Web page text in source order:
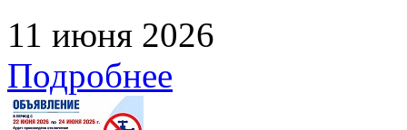
11 июня 2026
Подробнее